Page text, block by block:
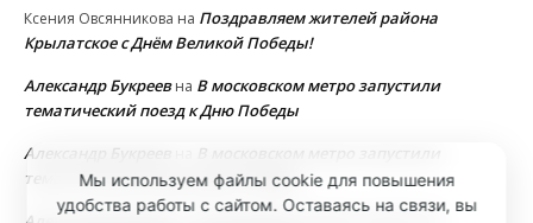
Ксения Овсянникова на Поздравляем жителей района
Крылатское с Днём Великой Победы!
Александр Букреевна В московском метро запустили
тематический поезд к Дню Победы
Александр Букреев
В московском метро запустили
тематический поезд к Дню Победы
Мы используем файлы cookie для повышения
удобства работы с сайтом. Оставаясь на связи, вы